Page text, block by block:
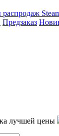
распродаж
Предзаказ
лучшей цены